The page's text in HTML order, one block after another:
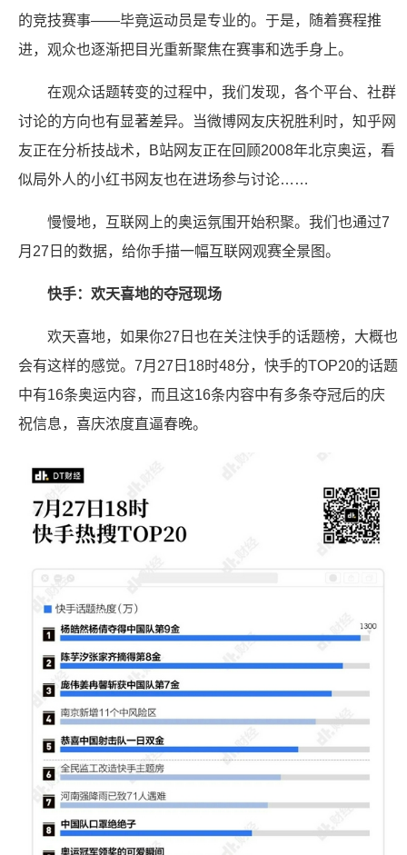
的竞技赛事——毕竟运动员是专业的。于是，随着赛程推
进，观众也逐渐把目光重新聚焦在赛事和选手身上。
在观众话题转变的过程中，我们发现，各个平台、社群
讨论的方向也有显著差异。当微博网友庆祝胜利时，知乎网
友正在分析技战术，B站网友正在回顾2008年北京奥运，看
似局外人的小红书网友也在进场参与讨论……
慢慢地，互联网上的奥运氛围开始积聚。我们也通过7
月27日的数据，给你手描一幅互联网观赛全景图。
快手：欢天喜地的夺冠现场
欢天喜地，如果你27日也在关注快手的话题榜，大概也
会有这样的感觉。7月27日18时48分，快手的TOP20的话题
中有16条奥运内容，而且这16条内容中有多条夺冠后的庆
祝信息，喜庆浓度直逼春晚。